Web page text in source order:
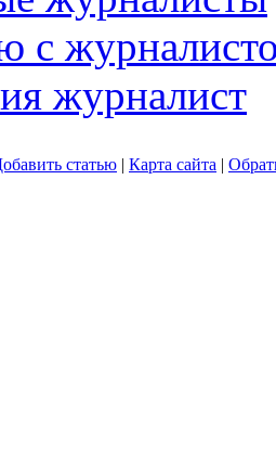
с
журналист
статью | Карта сайта |